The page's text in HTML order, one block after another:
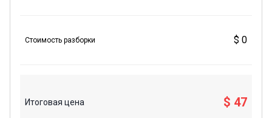
Стоимость разборки $ 0
Итоговая цена $ 47